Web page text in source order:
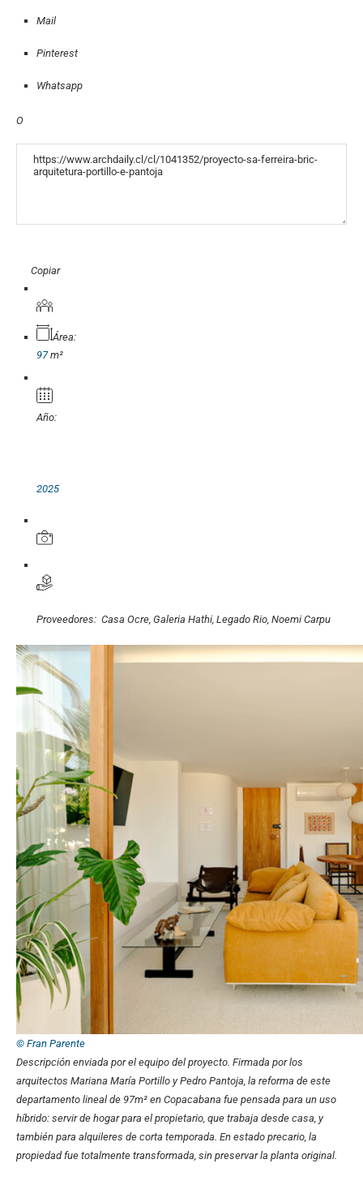
Mail
Pinterest
Whatsapp
O
Copiar
Área:
97m²
Año:
2025
Proveedores: Casa Ocre, Galeria Hathi, Legado Rio, Noemi Carpu
© Fran Parente
Descripción enviada por el equipo del proyecto. Firmada por los
arquitectos Mariana María Portillo y Pedro Pantoja, la reforma de este
departamento lineal de 97m² en Copacabana fue pensada para un uso
híbrido: servir de hogar para el propietario, que trabaja desde casa, y
también para alquileres de corta temporada. En estado precario, la
propiedad fue totalmente transformada, sin preservar la planta original.